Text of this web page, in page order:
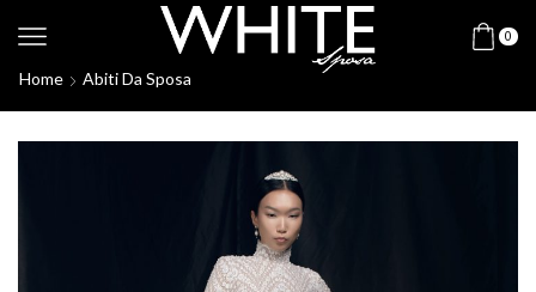
0
Home Abiti Da Sposa